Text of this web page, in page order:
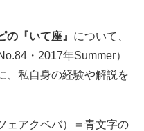
の『いて座』 について、
・2017年Summer）
、私自身の経験や解説を
ェアクベバ）＝青文字の